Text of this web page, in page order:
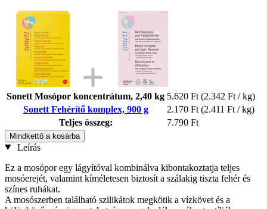
Sonett Mosópor koncentrátum, 2,40 kg 5.620 Ft (2.342 Ft / kg)
Sonett Fehérítő komplex, 900 g
2.170 Ft (2.411 Ft / kg)
Teljes összeg:
7.790 Ft
Mindkettő a kosárba
Leírás
Ez a mosópor egy lágyítóval kombinálva kibontakoztatja teljes
mosóerejét, valamint kíméletesen biztosít a szálakig tiszta fehér és
színes ruhákat.
A mosószerben található szilikátok megkötik a vízkövet és a